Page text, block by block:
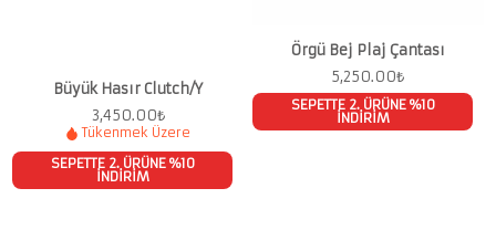
Büyük Hasır Clutch/Y
3,450.00₺
Tükenmek Üzere
SEPETTE 2. ÜRÜNE %10
İNDİRİM
Örgü Bej Plaj Çantası
5,250.00₺
SEPETTE 2. ÜRÜNE %10
İNDİRİM